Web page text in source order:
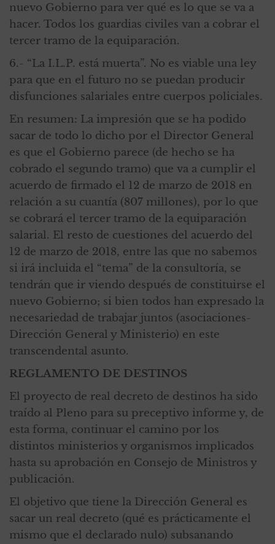
nuevo Gobierno para ver qué es lo que se va a
hacer. Todos los guardias civiles van a cobrar el
tercer tramo de la equiparación.
6.- “La I.L.P. está muerta”. No es viable una ley
para que en el futuro no se puedan producir
disfunciones salariales entre cuerpos policiales.
En resumen: La impresión que se ha podido
sacar de todo lo dicho por el Director General
es que el Gobierno parece (de hecho se ha
cobrado el segundo tramo) que va a cumplir el
acuerdo de firmado el 12 de marzo de 2018 en
relación a su cuantía (807 millones), por lo que
se cobrará el tercer tramo de la equiparación
salarial. El resto de cuestiones del acuerdo del
12 de marzo de 2018, entre las que no sabemos
si irá incluida el “tema” de la consultoría, se
tendrán que ir viendo después de constituirse el
nuevo Gobierno; si bien todos han expresado la
necesariedad de trabajar juntos (asociaciones-
Dirección General y Ministerio) en este
transcendental asunto.
REGLAMENTO DE DESTINOS
El proyecto de real decreto de destinos ha sido
traído al Pleno para su preceptivo informe y, de
esta forma, continuar el camino por los
distintos ministerios y organismos implicados
hasta su aprobación en Consejo de Ministros y
publicación.
El objetivo que tiene la Dirección General es
sacar un real decreto (qué es prácticamente el
mismo que el declarado nulo) subsanando